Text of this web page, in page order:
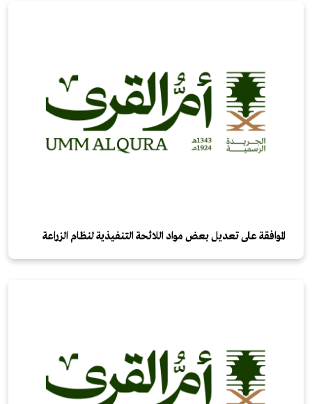
الموافقة على تعديل بعض مواد اللائحة التنفيذية لنظام الزراعة